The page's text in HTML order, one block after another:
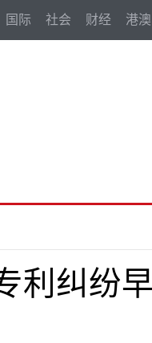
国际 社会 财经 港澳
利纠纷